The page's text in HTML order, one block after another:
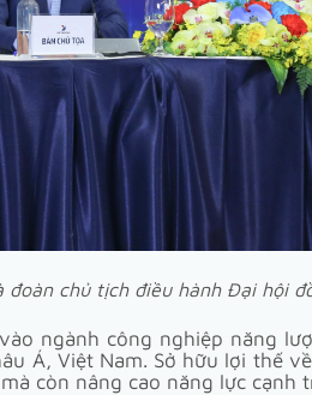
chủ tịch điều hành Đại hội
ngành công nghiệp năng
Á, Việt Nam. Sở hữu lợi thế
còn nâng cao năng lực cạnh